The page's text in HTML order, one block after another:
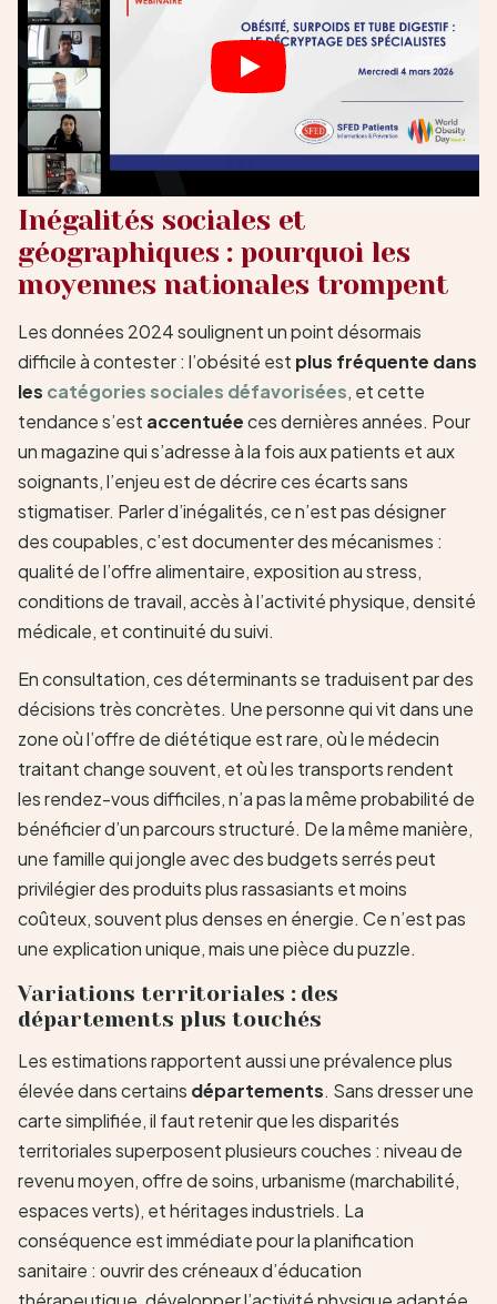
Inégalités sociales et
géographiques : pourquoi les
moyennes nationales trompent
Les données 2024 soulignent un point désormais
difficile à contester : l’obésité est plus fréquente dans
les catégories sociales défavorisées, et cette
tendance s’est accentuéeces dernières années. Pour
un magazine qui s’adresse à la fois aux patients et aux
soignants, l’enjeu est de décrire ces écarts sans
stigmatiser. Parler d’inégalités, ce n’est pas désigner
des coupables, c’est documenter des mécanismes :
qualité de l’offre alimentaire, exposition au stress,
conditions de travail, accès à l’activité physique, densité
médicale, et continuité du suivi.
En consultation, ces déterminants se traduisent par des
décisions très concrètes. Une personne qui vit dans une
zone où l’offre de diététique est rare, où le médecin
traitant change souvent, et où les transports rendent
les rendez-vous difficiles, n’a pas la même probabilité de
bénéficier d’un parcours structuré. De la même manière,
une famille qui jongle avec des budgets serrés peut
privilégier des produits plus rassasiants et moins
coûteux, souvent plus denses en énergie. Ce n’est pas
une explication unique, mais une pièce du puzzle.
Variations territoriales : des
départements plus touchés
Les estimations rapportent aussi une prévalence plus
élevée dans certains départements. Sans dresser une
carte simplifiée, il faut retenir que les disparités
territoriales superposent plusieurs couches : niveau de
revenu moyen, offre de soins, urbanisme (marchabilité,
espaces verts), et héritages industriels. La
conséquence est immédiate pour la planification
sanitaire : ouvrir des créneaux d’éducation